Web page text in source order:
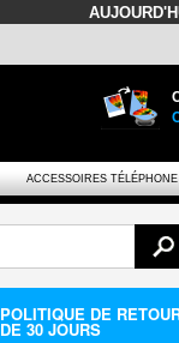
ACCESSOIRES TÉLÉPHONE
POLITIQUE DE
DE 30 JOURS